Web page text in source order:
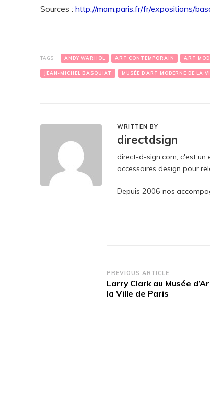
Sources : http://mam.paris.fr/fr/expositions/
TAGS: ANDY WARHOL ART CONTEMPORAIN ART
JEAN-MICHEL BASQUIAT MUSÉE D’ART MODERNE DE LA
WRITTEN BY
directdsign
direct-d-sign.com, c'est un
accessoires design pour
Depuis 2006 nos
Post
Navigation
PREVIOUS ARTICLE
Larry Clark au Musée
la Ville de Paris